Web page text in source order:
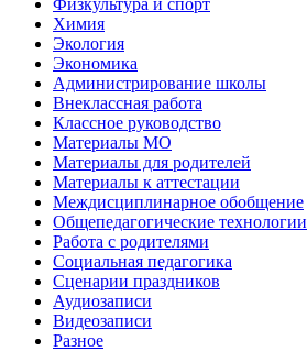
Химия
Экология
Экономика
Администрирование школы
Внеклассная работа
Классное руководство
Материалы МО
Материалы для родителей
Материалы к аттестации
Междисциплинарное обобщение
Общепедагогические технологии
Работа с родителями
Социальная педагогика
Сценарии праздников
Аудиозаписи
Видеозаписи
Разное